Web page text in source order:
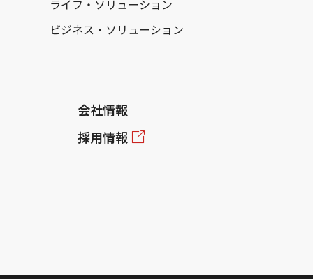
ライフ・ソリューション
ビジネス・ソリューション
会社情報
採用情報